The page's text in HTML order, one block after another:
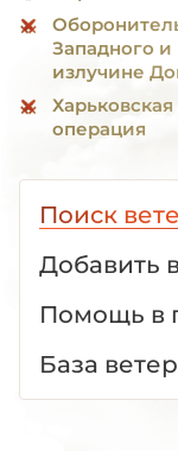
Западного
излучине
операция
Поиск
Добавить
Помощь в
База